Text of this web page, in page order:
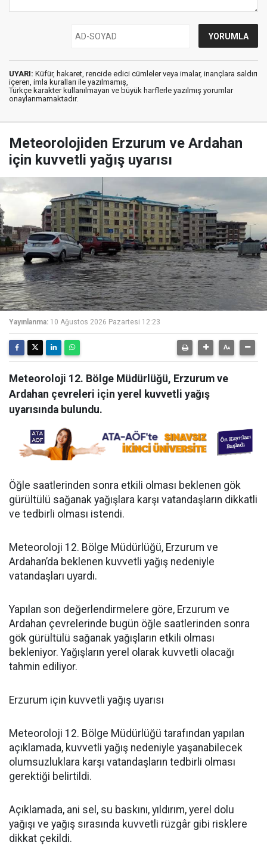
UYARI: Küfür, hakaret, rencide edici cümleler veya imalar, inançlara saldırı
içeren, imla kuralları ile yazılmamış,
Türkçe karakter kullanılmayan ve büyük harflerle yazılmış yorumlar
onaylanmamaktadır.
Meteorolojiden Erzurum ve Ardahan
için kuvvetli yağış uyarısı
Yayınlanma: 10 Ağustos 2026 Pazartesi 12:23
Meteoroloji 12. Bölge Müdürlüğü, Erzurum ve
Ardahan çevreleri için yerel kuvvetli yağış
uyarısında bulundu.
Öğle saatlerinden sonra etkili olması beklenen gök
gürültülü sağanak yağışlara karşı vatandaşların dikkatli
ve tedbirli olması istendi.
Meteoroloji 12. Bölge Müdürlüğü, Erzurum ve
Ardahan’da beklenen kuvvetli yağış nedeniyle
vatandaşları uyardı.
Yapılan son değerlendirmelere göre, Erzurum ve
Ardahan çevrelerinde bugün öğle saatlerinden sonra
gök gürültülü sağanak yağışların etkili olması
bekleniyor. Yağışların yerel olarak kuvvetli olacağı
tahmin ediliyor.
Erzurum için kuvvetli yağış uyarısı
Meteoroloji 12. Bölge Müdürlüğü tarafından yapılan
açıklamada, kuvvetli yağış nedeniyle yaşanabilecek
olumsuzluklara karşı vatandaşların tedbirli olması
gerektiği belirtildi.
Açıklamada, ani sel, su baskını, yıldırım, yerel dolu
yağışı ve yağış sırasında kuvvetli rüzgâr gibi risklere
dikkat çekildi.